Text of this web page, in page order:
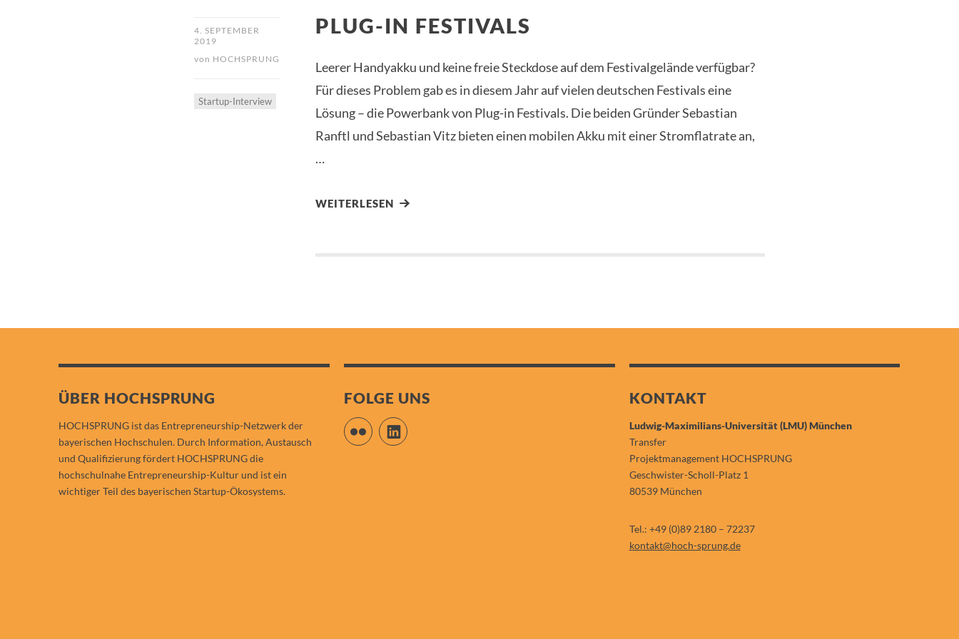
4. SEPTEMBER
2019
von HOCHSPRUNG
Startup-Interview
PLUG-IN FESTIVALS
Leerer Handyakku und keine freie Steckdose auf dem Festivalgelände verfügbar?
Für dieses Problem gab es in diesem Jahr auf vielen deutschen Festivals eine
Lösung – die Powerbank von Plug-in Festivals. Die beiden Gründer Sebastian
Ranftl und Sebastian Vitz bieten einen mobilen Akku mit einer Stromflatrate an,
…
WEITERLESEN
ÜBER HOCHSPRUNG
HOCHSPRUNG ist das Entrepreneurship-Netzwerk der
bayerischen Hochschulen. Durch Information, Austausch
und Qualifizierung fördert HOCHSPRUNG die
hochschulnahe Entrepreneurship-Kultur und ist ein
wichtiger Teil des bayerischen Startup-Ökosystems.
FOLGE UNS
Flickr LinkedIn
KONTAKT
Ludwig-Maximilians-Universität (LMU) München
Transfer
Projektmanagement HOCHSPRUNG
Geschwister-Scholl-Platz 1
80539 München
Tel.: +49 (0)89 2180 – 72237
kontakt@hoch-sprung.de